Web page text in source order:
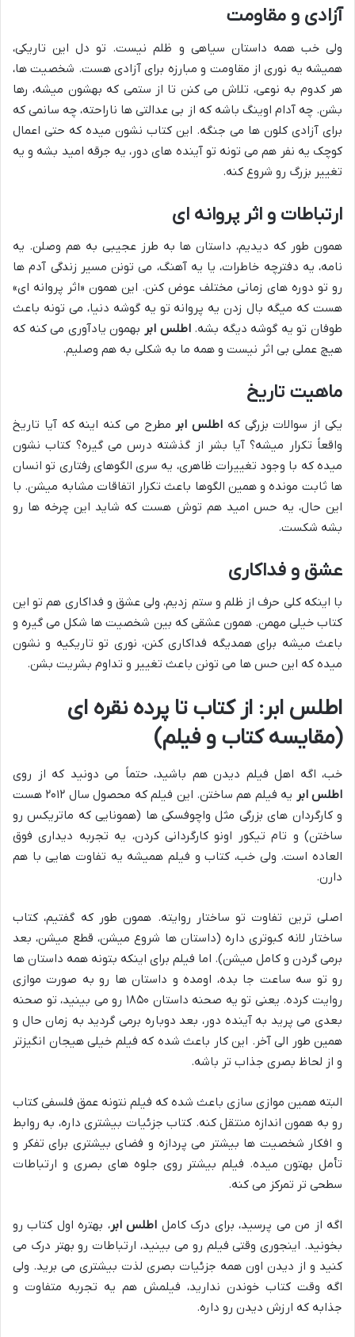
آزادی و مقاومت
ولی خب همه داستان سیاهی و ظلم نیست. تو دل این تاریکی،
همیشه یه نوری از مقاومت و مبارزه برای آزادی هست. شخصیت ها،
هر کدوم به نوعی، تلاش می کنن تا از ستمی که بهشون میشه، رها
بشن. چه آدام اوینگ باشه که از بی عدالتی ها ناراحته، چه سانمی که
برای آزادی کلون ها می جنگه. این کتاب نشون میده که حتی اعمال
کوچک یه نفر هم می تونه تو آینده های دور، یه جرقه امید بشه و یه
تغییر بزرگ رو شروع کنه.
ارتباطات و اثر پروانه ای
همون طور که دیدیم، داستان ها به طرز عجیبی به هم وصلن. یه
نامه، یه دفترچه خاطرات، یا یه آهنگ، می تونن مسیر زندگی آدم ها
رو تو دوره های زمانی مختلف عوض کنن. این همون «اثر پروانه ای»
هست که میگه بال زدن یه پروانه تو یه گوشه دنیا، می تونه باعث
طوفان تو یه گوشه دیگه بشه.اطلس ابر بهمون یادآوری می کنه که
هیچ عملی بی اثر نیست و همه ما به شکلی به هم وصلیم.
ماهیت تاریخ
یکی از سوالات بزرگی که اطلس ابر مطرح می کنه اینه که آیا تاریخ
واقعاً تکرار میشه؟ آیا بشر از گذشته درس می گیره؟ کتاب نشون
میده که با وجود تغییرات ظاهری، یه سری الگوهای رفتاری تو انسان
ها ثابت مونده و همین الگوها باعث تکرار اتفاقات مشابه میشن. با
این حال، یه حس امید هم توش هست که شاید این چرخه ها رو
بشه شکست.
عشق و فداکاری
با اینکه کلی حرف از ظلم و ستم زدیم، ولی عشق و فداکاری هم تو این
کتاب خیلی مهمن. همون عشقی که بین شخصیت ها شکل می گیره و
باعث میشه برای همدیگه فداکاری کنن، نوری تو تاریکیه و نشون
میده که این حس ها می تونن باعث تغییر و تداوم بشریت بشن.
اطلس ابر: از کتاب تا پرده نقره ای
(مقایسه کتاب و فیلم)
خب، اگه اهل فیلم دیدن هم باشید، حتماً می دونید که از روی
اطلس ابر
یه فیلم هم ساختن. این فیلم که محصول سال ۲۰۱۲ هست
و کارگردان های بزرگی مثل واچوفسکی ها (همونایی که ماتریکس رو
ساختن) و تام تیکور اونو کارگردانی کردن، یه تجربه دیداری فوق
العاده است. ولی خب، کتاب و فیلم همیشه یه تفاوت هایی با هم
دارن.
اصلی ترین تفاوت تو ساختار روایته. همون طور که گفتیم، کتاب
ساختار لانه کبوتری داره (داستان ها شروع میشن، قطع میشن، بعد
برمی گردن و کامل میشن). اما فیلم برای اینکه بتونه همه داستان ها
رو تو سه ساعت جا بده، اومده و داستان ها رو به صورت موازی
روایت کرده. یعنی تو یه صحنه داستان ۱۸۵۰ رو می بینید، تو صحنه
بعدی می پرید به آینده دور، بعد دوباره برمی گردید به زمان حال و
همین طور الی آخر. این کار باعث شده که فیلم خیلی هیجان انگیزتر
و از لحاظ بصری جذاب تر باشه.
البته همین موازی سازی باعث شده که فیلم نتونه عمق فلسفی کتاب
رو به همون اندازه منتقل کنه. کتاب جزئیات بیشتری داره، به روابط
و افکار شخصیت ها بیشتر می پردازه و فضای بیشتری برای تفکر و
تأمل بهتون میده. فیلم بیشتر روی جلوه های بصری و ارتباطات
سطحی تر تمرکز می کنه.
اگه از من می پرسید، برای درک کامل اطلس ابر، بهتره اول کتاب رو
بخونید. اینجوری وقتی فیلم رو می بینید، ارتباطات رو بهتر درک می
کنید و از دیدن اون همه جزئیات بصری لذت بیشتری می برید. ولی
اگه وقت کتاب خوندن ندارید، فیلمش هم یه تجربه متفاوت و
جذابه که ارزش دیدن رو داره.